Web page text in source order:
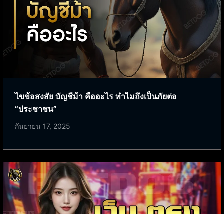
ไขข้อสงสัย บัญชีม้า คืออะไร ทำไมถึงเป็นภัยต่อ
“ประชาชน”
กันยายน 17, 2025